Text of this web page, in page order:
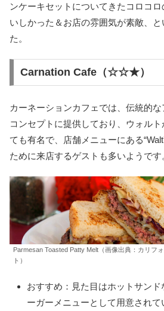
ンケーキセットについてきたコロコ
いしかった＆お店の雰囲気が素敵、
た。
Carnation Cafe（☆☆★）
カーネーションカフェでは、伝統的
コンセプトに提供しており、ウォル
ても有名で、店舗メニューにある
ために来店するゲストも多いようです
Parmesan Toasted Patty Melt（画像出典：カリフ
ト）
おすすめ：見た目はホットサン
ーガーメニューとして用意され